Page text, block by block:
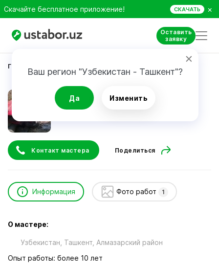
Скачайте бесплатное приложение! СКАЧАТЬ ×
Оставить
заявку
Ваш регион "Узбекистан - Ташкент"?
Да Изменить
Главная Автоуслуги и сервис
Абдурахмон
Контакт мастера Поделиться
Информация Фото работ 1
О мастере:
Узбекистан, Ташкент, Алмазарский район
Опыт работы: более 10 лет